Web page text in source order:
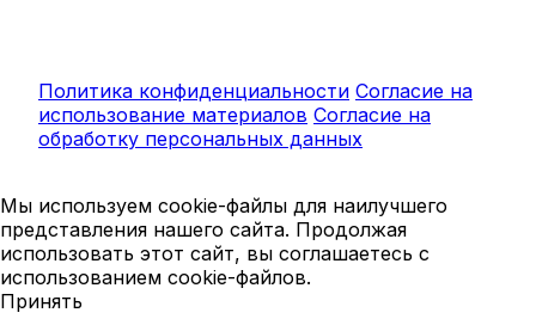
Политика конфиденциальности Согласие на
использование материалов Согласие на
обработку персональных данных
Мы используем cookie-файлы для наилучшего
представления нашего сайта. Продолжая
использовать этот сайт, вы соглашаетесь с
использованием cookie-файлов.
Принять